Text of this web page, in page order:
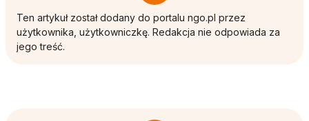
Ten artykuł został dodany do portalu ngo.pl przez
użytkownika, użytkowniczkę. Redakcja nie odpowiada za
jego treść.